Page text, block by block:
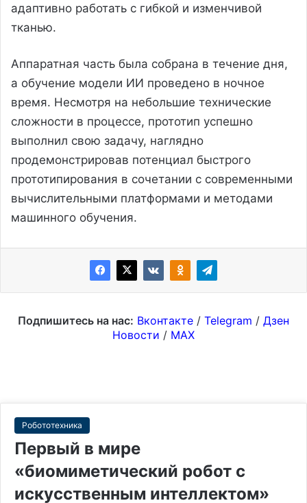
адаптивно работать с гибкой и изменчивой
тканью.
Аппаратная часть была собрана в течение дня,
а обучение модели ИИ проведено в ночное
время. Несмотря на небольшие технические
сложности в процессе, прототип успешно
выполнил свою задачу, наглядно
продемонстрировав потенциал быстрого
прототипирования в сочетании с современными
вычислительными платформами и методами
машинного обучения.
Подпишитесь на нас: Вконтакте / Telegram / Дзен
Новости / MAX